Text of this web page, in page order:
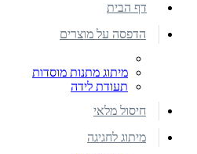
דף הבית
הדפסה על מוצרים
מיתוג מתנות מוסדות
תעודת לידה
חיסול מלאי
מיתוג לחגיגה